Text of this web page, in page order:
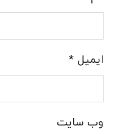
ایمیل*
وب‌ سایت